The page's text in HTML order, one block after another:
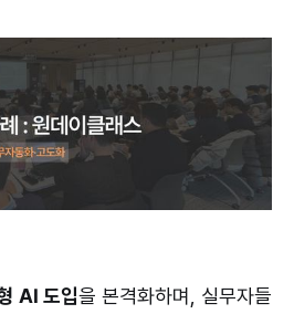
AI 도입을 본격화하며, 실무자들